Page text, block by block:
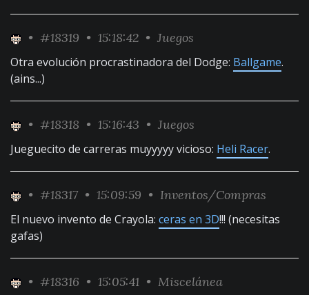
• #18319 • 15:18:42 • Juegos
Otra evolución procrastinadora del Dodge: Ballgame.
(ains...)
• #18318 • 15:16:43 • Juegos
Jueguecito de carreras muyyyyy vicioso: Heli Racer.
• #18317 • 15:09:59 • Inventos/Compras
El nuevo invento de Crayola: ceras en 3D!!! (necesitas
gafas)
• #18316 • 15:05:41 • Miscelánea